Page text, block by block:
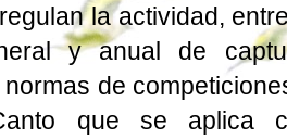
la actividad,
y anual de
de
que se aplica